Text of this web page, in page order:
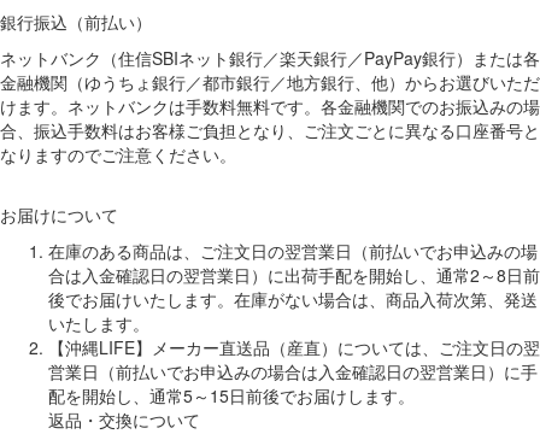
銀行振込（前払い）
ネットバンク（住信SBIネット銀行／楽天銀行／PayPay銀行）または各
金融機関（ゆうちょ銀行／都市銀行／地方銀行、他）からお選びいただ
けます。ネットバンクは手数料無料です。各金融機関でのお振込みの場
合、振込手数料はお客様ご負担となり、ご注文ごとに異なる口座番号と
なりますのでご注意ください。
お届けについて
在庫のある商品は、ご注文日の翌営業日（前払いでお申込みの場
合は入金確認日の翌営業日）に出荷手配を開始し、通常2～8日前
後でお届けいたします。在庫がない場合は、商品入荷次第、発送
いたします。
【沖縄LIFE】メーカー直送品（産直）については、ご注文日の翌
営業日（前払いでお申込みの場合は入金確認日の翌営業日）に手
配を開始し、通常5～15日前後でお届けします。
返品・交換について